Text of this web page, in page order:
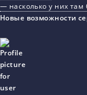
— насколько у них там
Новые возможности